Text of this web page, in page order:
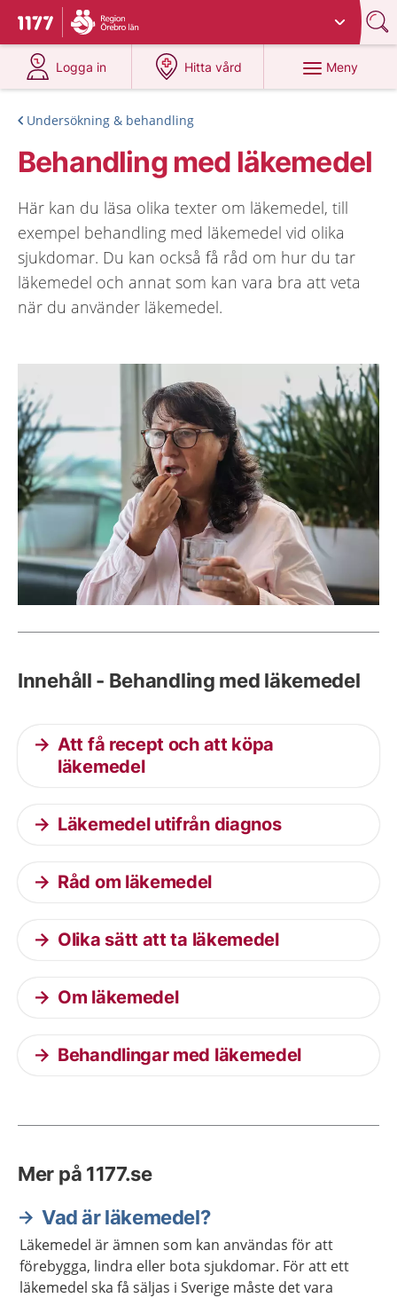
Till startsidan för 1177
Du har valt region
Logga in
på 1177.se
Hitta vård
på 1177.se
Meny
Undersökning & behandling
Behandling med läkemedel
Här kan du läsa olika texter om läkemedel, till
exempel behandling med läkemedel vid olika
sjukdomar. Du kan också få råd om hur du tar
läkemedel och annat som kan vara bra att veta
när du använder läkemedel.
Innehåll - Behandling med läkemedel
Att få recept och att köpa
läkemedel
Läkemedel utifrån diagnos
Råd om läkemedel
Olika sätt att ta läkemedel
Om läkemedel
Behandlingar med läkemedel
Mer på 1177.se
Vad är läkemedel?
Läkemedel är ämnen som kan användas för att
förebygga, lindra eller bota sjukdomar. För att ett
läkemedel ska få säljas i Sverige måste det vara